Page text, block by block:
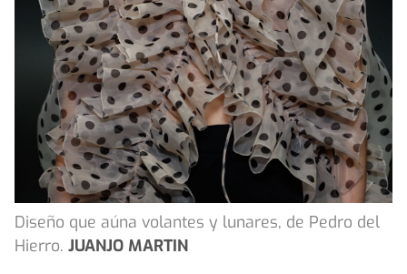
Diseño que aúna volantes y lunares, de Pedro del
Hierro. JUANJO MARTIN